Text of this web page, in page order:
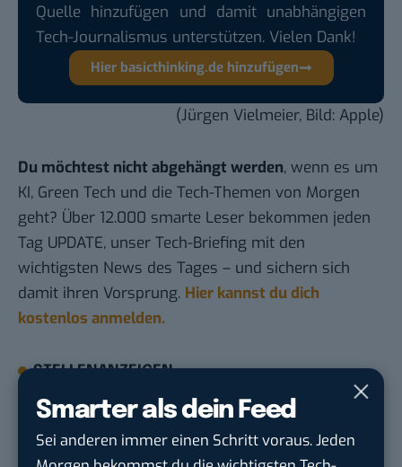
Smarter als dein Feed
Sei anderen immer einen Schritt voraus. Jeden
Quelle hinzufügen und damit unabhängigen
Tech-Journalismus unterstützen. Vielen Dank!
Hier basicthinking.de hinzufügen
(Jürgen Vielmeier, Bild: Apple)
Du möchtest nicht abgehängt werden, wenn es um
KI, Green Tech und die Tech-Themen von Morgen
geht? Über 12.000 smarte Leser bekommen jeden
Tag UPDATE, unser Tech-Briefing mit den
wichtigsten News des Tages – und sichern sich
damit ihren Vorsprung. Hier kannst du dich
kostenlos anmelden.
STELLENANZEIGEN
Social Media Content Creator (m/w/d)
moveUP Media GmbHinDüsseldorf